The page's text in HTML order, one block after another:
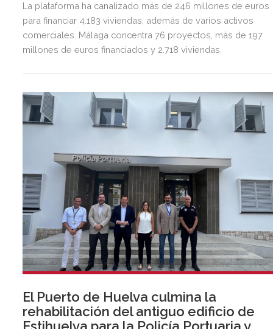
La plataforma ha canalizado más de 246 millones de euros
para financiar 4.183 viviendas, además de varios activos
comerciales. Málaga concentra 76 proyectos, más de 197
millones de euros financiados y 2.718 viviendas.
El Puerto de Huelva culmina la
rehabilitación del antiguo edificio de